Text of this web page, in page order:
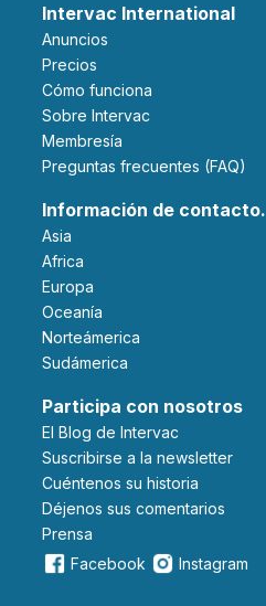
Intervac International
Anuncios
Precios
Cómo funciona
Sobre Intervac
Membresía
Preguntas frecuentes (FAQ)
Información de contacto.
Asia
Africa
Europa
Oceanía
Norteámerica
Sudámerica
Participa con nosotros
El Blog de Intervac
Suscribirse a la newsletter
Cuéntenos su historia
Déjenos sus comentarios
Prensa
Facebook
Instagram